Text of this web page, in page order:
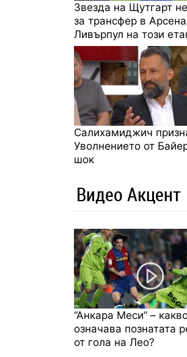
Звезда на Щутгарт
за трансфер в
Ливърпул на този
Салихамиджич
Уволнението от
шок
Видео Акцент
“Анкара Меси” –
означава познатата
от гола на Лео?